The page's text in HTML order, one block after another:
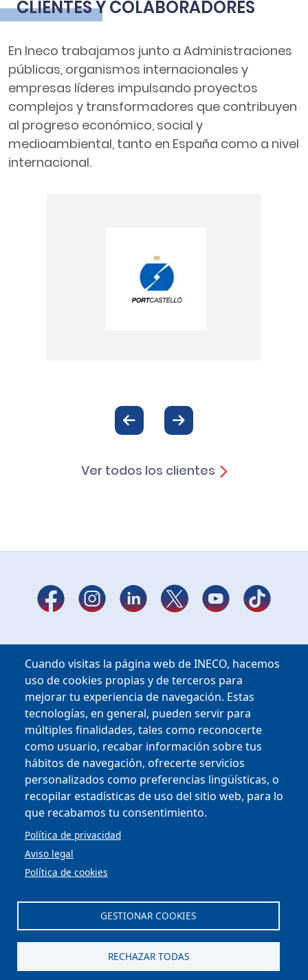
Cuando visitas la página web de INECO, hacemos
uso de cookies propias y de terceros para
mejorar tu experiencia de navegación. Estas
tecnologías, en general, pueden servir para
múltiples finalidades, tales como reconocerte
como usuario, recabar información sobre tus
hábitos de navegación, ofrecerte servicios
personalizados como preferencias lingüísticas, o
recopilar estadísticas de uso del sitio web, para lo
que recabamos tu consentimiento.
Política de privacidad
Aviso legal
Política de cookies
GESTIONAR COOKIES
RECHAZAR TODAS
CLIENTES Y COLABORADORES
En Ineco trabajamos junto a Administraciones
públicas, organismos internacionales y
empresas líderes impulsando proyectos
complejos y transformadores que contribuyen
al progreso económico, social y
medioambiental, tanto en España como a nivel
internacional.
Ver todos los clientes
Copyright © 2025
MENU FOOTER
PERFIL DEL CONTRATANTE
OFICINA VIRTUAL
COMPLIANCE Y ÉTICA
AVISO LEGAL
PRIVACIDAD
ACCESIBILIDAD
MAPA WEB